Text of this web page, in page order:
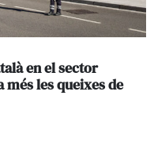
en el sector
les queixes de